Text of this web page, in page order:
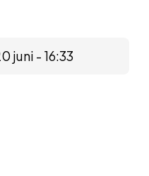
juni - 16:33